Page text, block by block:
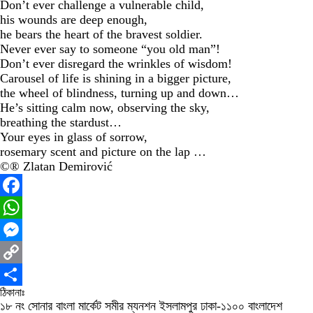
Don’t ever challenge a vulnerable child,
his wounds are deep enough,
he bears the heart of the bravest soldier.
Never ever say to someone “you old man”!
Don’t ever disregard the wrinkles of wisdom!
Carousel of life is shining in a bigger picture,
the wheel of blindness, turning up and down…
He’s sitting calm now, observing the sky,
breathing the stardust…
Your eyes in glass of sorrow,
rosemary scent and picture on the lap …
©® Zlatan Demirović
Facebook
WhatsApp
Messenger
Copy
Link
Share
ঠিকানাঃ
১৮ নং সোনার বাংলা মার্কেট সমীর ম্যনশন ইসলামপুর ঢাকা-১১০০ বাংলাদেশ